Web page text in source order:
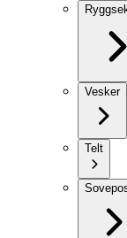
Vesker
Telt